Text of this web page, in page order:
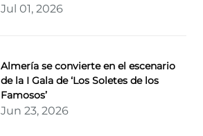
Jul 01, 2026
Almería se convierte en el escenario
de la I Gala de ‘Los Soletes de los
Famosos’
Jun 23, 2026